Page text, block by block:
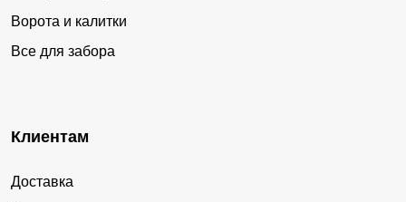
Ворота и калитки
Все для забора
Клиентам
Доставка